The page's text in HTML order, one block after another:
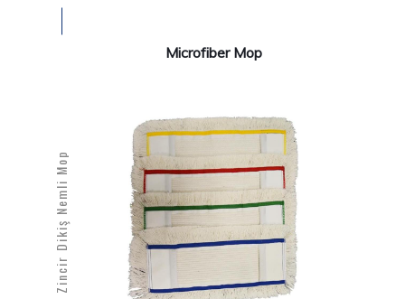
Microfiber Mop
Zincir Dikiş Nemli Mop